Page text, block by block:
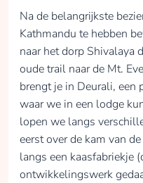
Na de belangrijkste
Kathmandu te hebben
naar het dorp Shivalaya
oude trail naar de Mt.
brengt je in Deurali, een
waar we in een lodge
lopen we langs
eerst over de kam van
langs een kaasfabriekje
ontwikkelingswerk